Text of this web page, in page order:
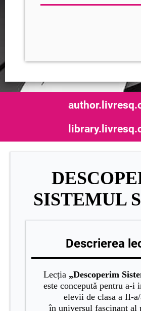
SISTEMUL
Descrierea
Lecția „Descoperim
este concepută pentru a-i
elevii de clasa a II-
în universul fascinant al